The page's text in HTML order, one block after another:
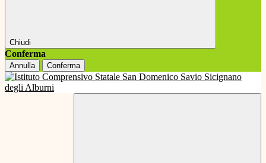
Chiudi
Conferma
Annulla Conferma